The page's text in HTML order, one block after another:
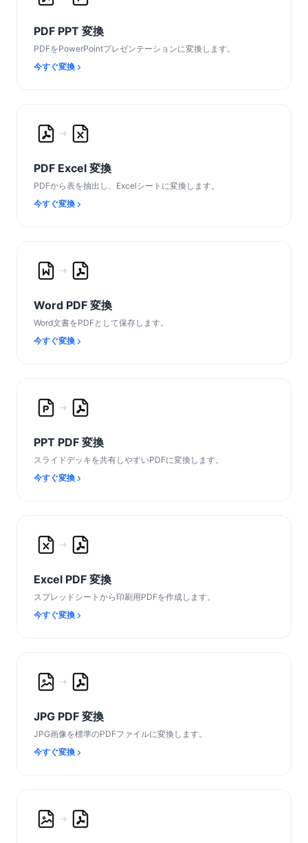
PDF PPT 変換
PDFをPowerPointプレゼンテーションに変換します。
今すぐ変換
PDF Excel 変換
PDFから表を抽出し、Excelシートに変換します。
今すぐ変換
Word PDF 変換
Word文書をPDFとして保存します。
今すぐ変換
PPT PDF 変換
スライドデッキを共有しやすいPDFに変換します。
今すぐ変換
Excel PDF 変換
スプレッドシートから印刷用PDFを作成します。
今すぐ変換
JPG PDF 変換
JPG画像を標準のPDFファイルに変換します。
今すぐ変換